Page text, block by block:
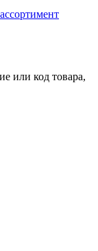
или код товара,